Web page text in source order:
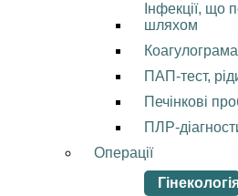
Інфекції, що
шляхом
Коагулограма
ПАП-тест,
Печінкові
ПЛР-
Операції